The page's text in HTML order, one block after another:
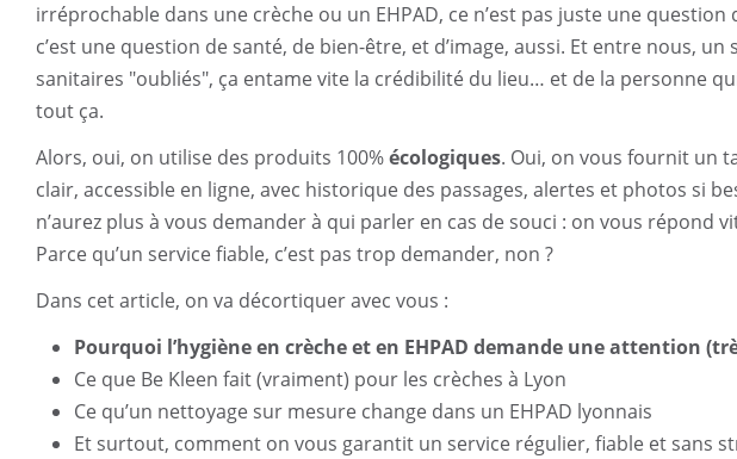
irréprochable dans une crèche ou un EHPAD, ce n’est pas juste une question
c’est une question de santé, de bien-être, et d’image, aussi. Et entre nous, un
sanitaires "oubliés", ça entame vite la crédibilité du lieu… et de la personne
tout ça.
Alors, oui, on utilise des produits 100%écologiques. Oui, on vous fournit un
clair, accessible en ligne, avec historique des passages, alertes et photos si
n’aurez plus à vous demander à qui parler en cas de souci : on vous répond
Parce qu’un service fiable, c’est pas trop demander, non ?
Dans cet article, on va décortiquer avec vous :
Pourquoi l’hygiène en crèche et en EHPAD demande une attention
Ce que Be Kleen fait (vraiment) pour les crèches à Lyon
Ce qu’un nettoyage sur mesure change dans un EHPAD lyonnais
Et surtout, comment on vous garantit un service régulier, fiable et sans